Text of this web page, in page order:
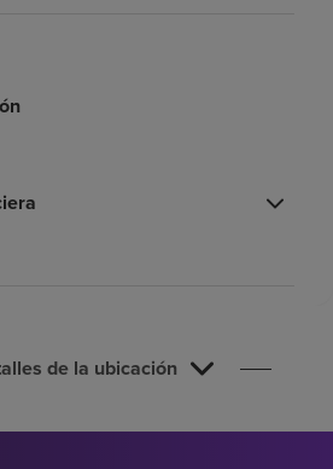
de la ubicación